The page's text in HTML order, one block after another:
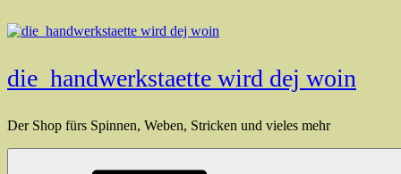
Inhalt
die_handwerkstaette wird dej woin
Der Shop fürs Spinnen, Weben, Stricken und vieles mehr